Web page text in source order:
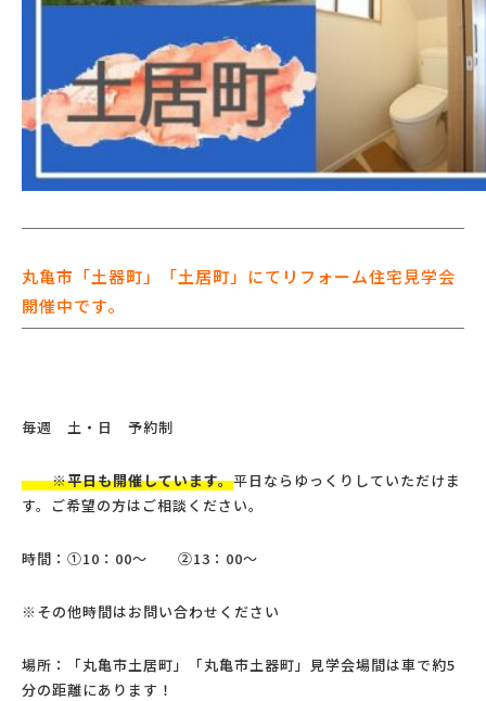
丸亀市「土器町」「土居町」にてリフォーム住宅見学会
開催中です。
毎週 土・日 予約制
※平日も開催しています。平日ならゆっくりしていただけま
す。ご希望の方はご相談ください。
時間：①10：00～ ②13：00～
※その他時間はお問い合わせください
場所：「丸亀市土居町」「丸亀市土器町」見学会場間は車で約5
分の距離にあります！